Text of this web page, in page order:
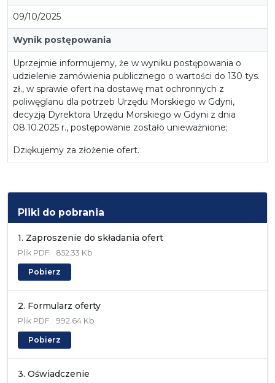
09/10/2025
Wynik postępowania
Uprzejmie informujemy, że w wyniku postępowania o
udzielenie zamówienia publicznego o wartości do 130 tys.
zł., w sprawie ofert na dostawę mat ochronnych z
poliwęglanu dla potrzeb Urzędu Morskiego w Gdyni,
decyzją Dyrektora Urzędu Morskiego w Gdyni z dnia
08.10.2025 r., postępowanie zostało unieważnione;
Dziękujemy za złożenie ofert.
Pliki do pobrania
1. Zaproszenie do składania ofert
Plik PDF 852.33 Kb
Pobierz
2. Formularz oferty
Plik PDF 992.64 Kb
Pobierz
3. Oświadczenie